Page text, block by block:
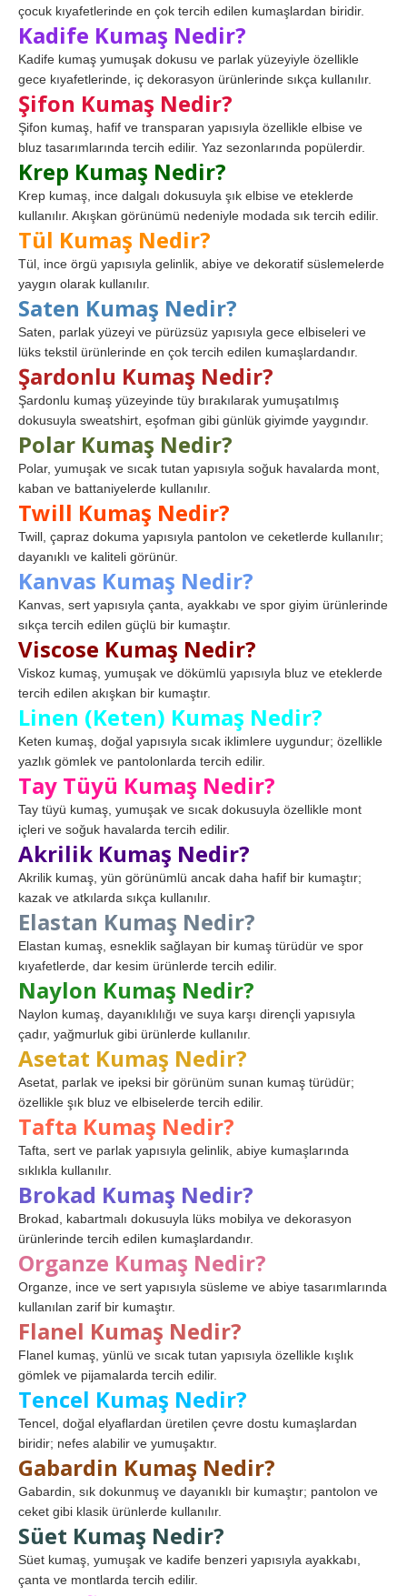
çocuk kıyafetlerinde en çok tercih edilen kumaşlardan biridir.
Kadife Kumaş Nedir?
Kadife kumaş yumuşak dokusu ve parlak yüzeyiyle özellikle
gece kıyafetlerinde, iç dekorasyon ürünlerinde sıkça kullanılır.
Şifon Kumaş Nedir?
Şifon kumaş, hafif ve transparan yapısıyla özellikle elbise ve
bluz tasarımlarında tercih edilir. Yaz sezonlarında popülerdir.
Krep Kumaş Nedir?
Krep kumaş, ince dalgalı dokusuyla şık elbise ve eteklerde
kullanılır. Akışkan görünümü nedeniyle modada sık tercih edilir.
Tül Kumaş Nedir?
Tül, ince örgü yapısıyla gelinlik, abiye ve dekoratif süslemelerde
yaygın olarak kullanılır.
Saten Kumaş Nedir?
Saten, parlak yüzeyi ve pürüzsüz yapısıyla gece elbiseleri ve
lüks tekstil ürünlerinde en çok tercih edilen kumaşlardandır.
Şardonlu Kumaş Nedir?
Şardonlu kumaş yüzeyinde tüy bırakılarak yumuşatılmış
dokusuyla sweatshirt, eşofman gibi günlük giyimde yaygındır.
Polar Kumaş Nedir?
Polar, yumuşak ve sıcak tutan yapısıyla soğuk havalarda mont,
kaban ve battaniyelerde kullanılır.
Twill Kumaş Nedir?
Twill, çapraz dokuma yapısıyla pantolon ve ceketlerde kullanılır;
dayanıklı ve kaliteli görünür.
Kanvas Kumaş Nedir?
Kanvas, sert yapısıyla çanta, ayakkabı ve spor giyim ürünlerinde
sıkça tercih edilen güçlü bir kumaştır.
Viscose Kumaş Nedir?
Viskoz kumaş, yumuşak ve dökümlü yapısıyla bluz ve eteklerde
tercih edilen akışkan bir kumaştır.
Linen (Keten) Kumaş Nedir?
Keten kumaş, doğal yapısıyla sıcak iklimlere uygundur; özellikle
yazlık gömlek ve pantolonlarda tercih edilir.
Tay Tüyü Kumaş Nedir?
Tay tüyü kumaş, yumuşak ve sıcak dokusuyla özellikle mont
içleri ve soğuk havalarda tercih edilir.
Akrilik Kumaş Nedir?
Akrilik kumaş, yün görünümlü ancak daha hafif bir kumaştır;
kazak ve atkılarda sıkça kullanılır.
Elastan Kumaş Nedir?
Elastan kumaş, esneklik sağlayan bir kumaş türüdür ve spor
kıyafetlerde, dar kesim ürünlerde tercih edilir.
Naylon Kumaş Nedir?
Naylon kumaş, dayanıklılığı ve suya karşı dirençli yapısıyla
çadır, yağmurluk gibi ürünlerde kullanılır.
Asetat Kumaş Nedir?
Asetat, parlak ve ipeksi bir görünüm sunan kumaş türüdür;
özellikle şık bluz ve elbiselerde tercih edilir.
Tafta Kumaş Nedir?
Tafta, sert ve parlak yapısıyla gelinlik, abiye kumaşlarında
sıklıkla kullanılır.
Brokad Kumaş Nedir?
Brokad, kabartmalı dokusuyla lüks mobilya ve dekorasyon
ürünlerinde tercih edilen kumaşlardandır.
Organze Kumaş Nedir?
Organze, ince ve sert yapısıyla süsleme ve abiye tasarımlarında
kullanılan zarif bir kumaştır.
Flanel Kumaş Nedir?
Flanel kumaş, yünlü ve sıcak tutan yapısıyla özellikle kışlık
gömlek ve pijamalarda tercih edilir.
Tencel Kumaş Nedir?
Tencel, doğal elyaflardan üretilen çevre dostu kumaşlardan
biridir; nefes alabilir ve yumuşaktır.
Gabardin Kumaş Nedir?
Gabardin, sık dokunmuş ve dayanıklı bir kumaştır; pantolon ve
ceket gibi klasik ürünlerde kullanılır.
Süet Kumaş Nedir?
Süet kumaş, yumuşak ve kadife benzeri yapısıyla ayakkabı,
çanta ve montlarda tercih edilir.